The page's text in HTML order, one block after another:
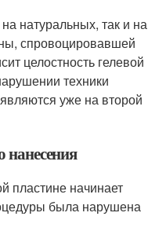
натуральных, так и на
спровоцировавшей
целостность гелевой
техники
уже на второй
нанесения
пластине начинает
была нарушена